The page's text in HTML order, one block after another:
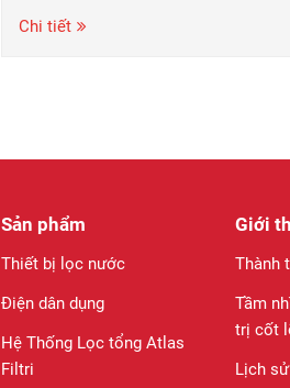
Chi tiết
Sản phẩm
Thiết bị lọc nước
Điện dân dụng
Hệ Thống Lọc tổng Atlas
Filtri
Giới
Thành
Tầm
trị cốt
Lịch